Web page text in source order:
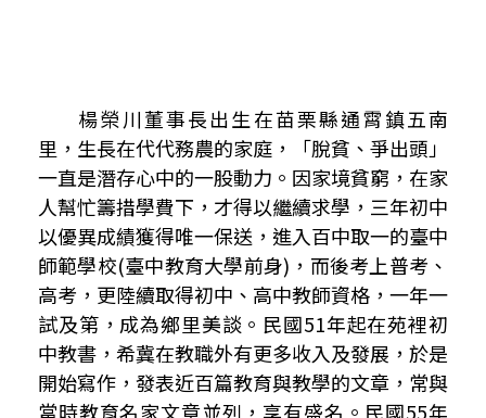
楊榮川董事長出生在苗栗縣通霄鎮五南
里，生長在代代務農的家庭，「脫貧、爭出頭」
一直是潛存心中的一股動力。 因家境貧窮，在家
人幫忙籌措學費下，才得以繼續求學，三年初中
以優異成績獲得唯一保送，進入百中取一的臺中
師範學校(臺中教育大學前身) ，而後考上普考、
高考，更陸續取得初中、高中教師資格，一年一
試及第，成為鄉里美談。民國51年起在苑裡初
中教書， 希冀在教職外有更多收入及發展，於是
開始寫作，發表近百篇教育與教學的文章，常與
當時教育名家文章並列，享有盛名。 民國55年